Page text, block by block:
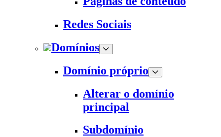
Redes Sociais
Domínios
Domínio próprio
Alterar o domínio
principal
Subdomínio